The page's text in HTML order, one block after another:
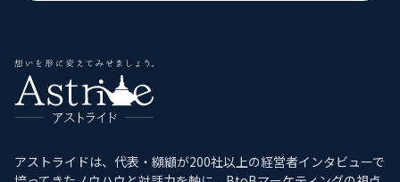
アストライドは、代表・纐纈が200社以上の経営者インタビューで